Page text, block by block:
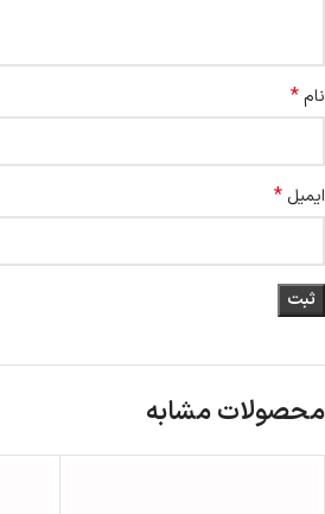
نام*
ایمیل *
محصولات مشابه